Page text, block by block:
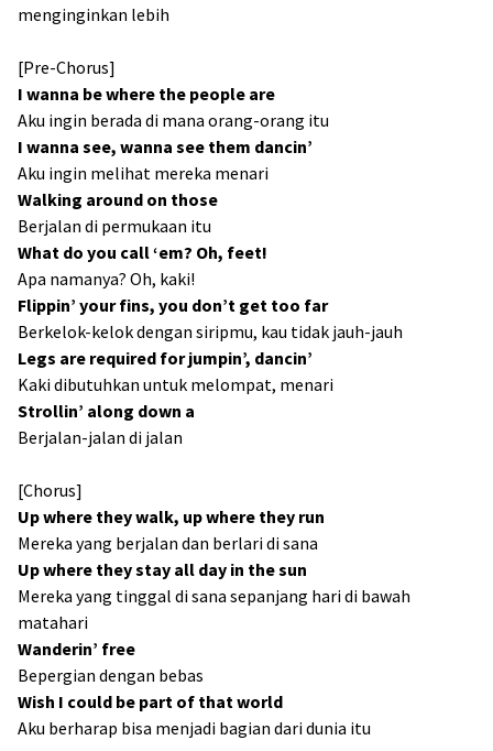
menginginkan lebih
[Pre-Chorus]
I wanna be where the people are
Aku ingin berada di mana orang-orang itu
I wanna see, wanna see them dancin’
Aku ingin melihat mereka menari
Walking around on those
Berjalan di permukaan itu
What do you call ‘em? Oh, feet!
Apa namanya? Oh, kaki!
Flippin’ your fins, you don’t get too far
Berkelok-kelok dengan siripmu, kau tidak jauh-jauh
Legs are required for jumpin’, dancin’
Kaki dibutuhkan untuk melompat, menari
Strollin’ along down a
Berjalan-jalan di jalan
[Chorus]
Up where they walk, up where they run
Mereka yang berjalan dan berlari di sana
Up where they stay all day in the sun
Mereka yang tinggal di sana sepanjang hari di bawah
matahari
Wanderin’ free
Bepergian dengan bebas
Wish I could be part of that world
Aku berharap bisa menjadi bagian dari dunia itu